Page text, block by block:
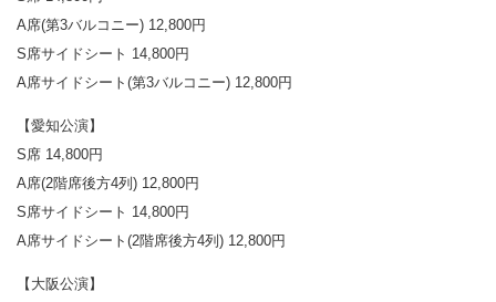
A席(第3バルコニー) 12,800円
S席サイドシート 14,800円
A席サイドシート(第3バルコニー) 12,800円
【愛知公演】
S席 14,800円
A席(2階席後方4列) 12,800円
S席サイドシート 14,800円
A席サイドシート(2階席後方4列) 12,800円
【大阪公演】